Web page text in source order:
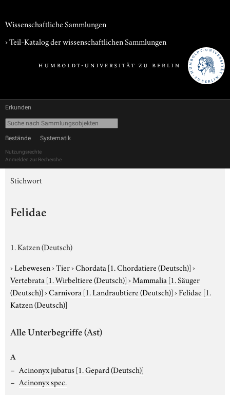
Wissenschaftliche Sammlungen
› Teil-Katalog der wissenschaftlichen Sammlungen
Erkunden
Bestände Systematik
Nutzungsrechte
Anmelden zur Recherche
Stichwort
Felidae
1. Katzen (Deutsch)
›Lebewesen›Tier›Chordata [1. Chordatiere (Deutsch)]›
Vertebrata [1. Wirbeltiere (Deutsch)]›Mammalia [1. Säuger
(Deutsch)]›Carnivora [1. Landraubtiere (Deutsch)]›Felidae [1.
Katzen (Deutsch)]
Alle Unterbegriffe (Ast)
A
Acinonyx jubatus [1. Gepard (Deutsch)]
Acinonyx spec.